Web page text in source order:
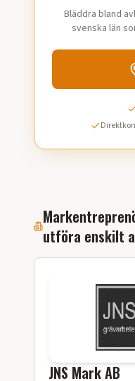
Bläddra bland
svenska län
utföra enskilt
JNS Mark AB